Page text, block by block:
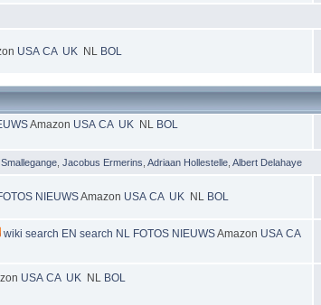
USA CA UK NL BOL
Amazon USA CA UK NL BOL
Jacobus Ermerins Adriaan Hollestelle Albert Delahaye
NIEUWSAmazon USA CA UK NL BOL
wiki search EN search NL FOTOS NIEUWSAmazon USA CA
USA CA UK NL BOL